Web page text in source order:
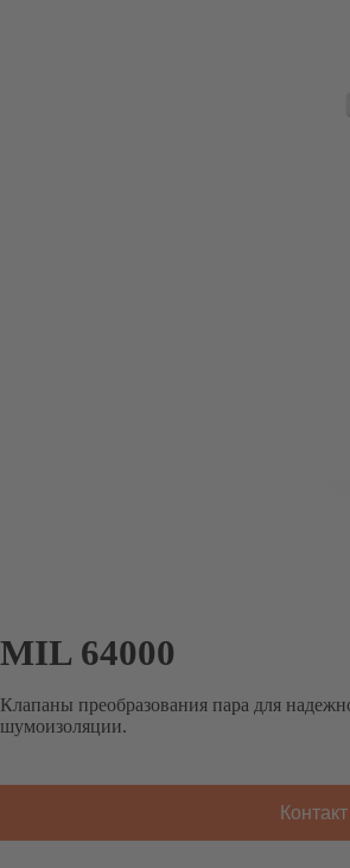
MIL 64000
Клапаны преобразования пара для
шумоизоляции.